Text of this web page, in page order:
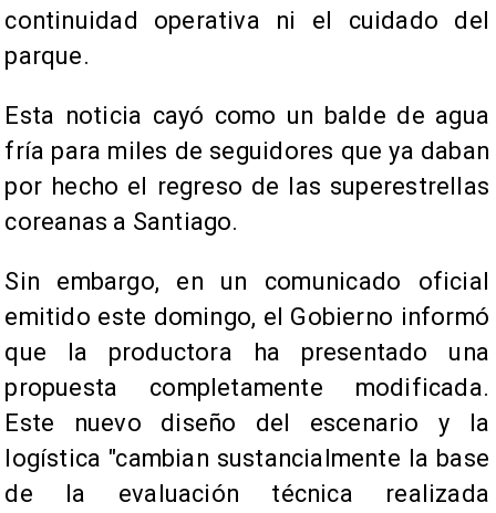
continuidad operativa ni el cuidado del
parque.
Esta noticia cayó como un balde de agua
fría para miles de seguidores que ya daban
por hecho el regreso de las superestrellas
coreanas a Santiago.
Sin embargo, en un comunicado oficial
emitido este domingo, el Gobierno informó
que la productora ha presentado una
propuesta completamente modificada.
Este nuevo diseño del escenario y la
logística "cambian sustancialmente la base
de la evaluación técnica realizada